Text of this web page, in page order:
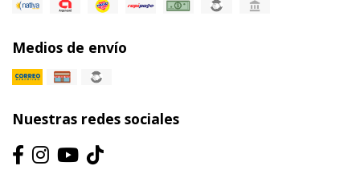
Medios de envío
Nuestras redes sociales